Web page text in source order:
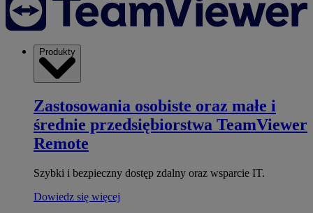
Produkty
Zastosowania osobiste oraz małe i
średnie przedsiębiorstwa TeamViewer
Remote
Szybki i bezpieczny dostęp zdalny oraz wsparcie IT.
Dowiedz się więcej